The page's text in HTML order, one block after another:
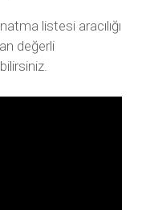
listesi aracılığı
değerli